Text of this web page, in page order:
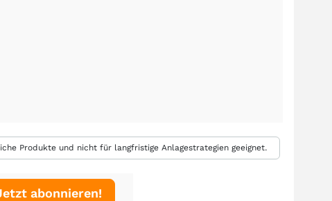
Produkte und nicht für langfristige Anlagestrategien geeignet.
abonnieren!